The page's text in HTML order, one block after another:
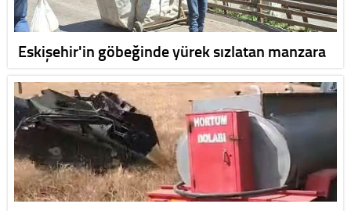
Eskişehir'in göbeğinde yürek sızlatan manzara